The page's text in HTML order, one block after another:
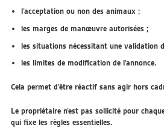
l’acceptation ou non des animaux ;
les marges de manœuvre autorisées ;
les situations nécessitant une validation
les limites de modification de l’annonce.
Cela permet d’être réactif sans agir hors
Le propriétaire n’est pas sollicité pour
qui fixe les règles essentielles.